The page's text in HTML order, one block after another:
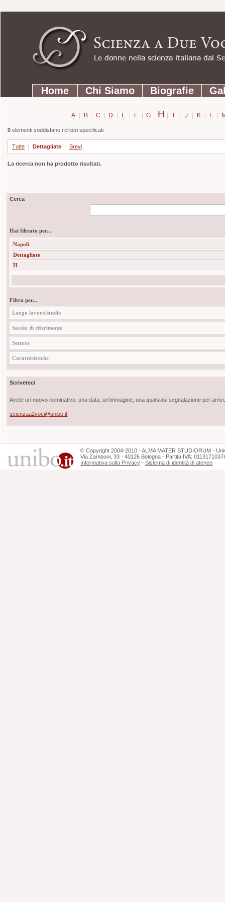
contenuti.
Strumenti
personali
SezioniHome Chi Siamo Biografie
A | B | C | D | E | F | G | H | I | J | K | L |
0elementi soddisfano i criteri specificati
Tutte | Dettagliate | Brevi
La ricerca non ha prodotto risultati.
Cerca
Hai filtrato per...
Napoli
Dettagliate
H
Filtra per...
Luogo lavoro/studio
Secolo di riferimento
Settore
Caratteristiche
Scriveteci
Avete un nuovo nominativo, una data, un'immagine, una qualsiasi segnalazione per
scienzaa2voci@unibo.it
©Copyright 2004-2010 - ALMA MATER STUDIORUM -
Via Zamboni, 33 - 40126 Bologna - Partita IVA:
Informativa sulla Privacy -Sistema di identità di ateneo